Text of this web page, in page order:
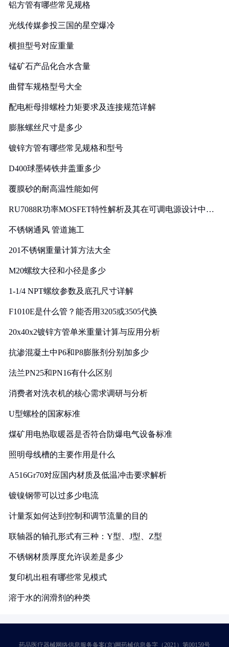
铝方管有哪些常见规格
光线传媒参投三国的星空爆冷
横担型号对应重量
锰矿石产品化合水含量
曲臂车规格型号大全
配电柜母排螺栓力矩要求及连接规范详解
膨胀螺丝尺寸是多少
镀锌方管有哪些常见规格和型号
D400球墨铸铁井盖重多少
覆膜砂的耐高温性能如何
RU7088R功率MOSFET特性解析及其在可调电源设计中的
不锈钢通风 管道施工
201不锈钢重量计算方法大全
M20螺纹大径和小径是多少
1-1/4 NPT螺纹参数及底孔尺寸详解
F1010E是什么管？能否用3205或3505代换
20x40x2镀锌方管单米重量计算与应用分析
抗渗混凝土中P6和P8膨胀剂分别加多少
法兰PN25和PN16有什么区别
消费者对洗衣机的核心需求调研与分析
U型螺栓的国家标准
煤矿用电热取暖器是否符合防爆电气设备标准
照明母线槽的主要作用是什么
A516Gr70对应国内材质及低温冲击要求解析
镀镍钢带可以过多少电流
计量泵如何达到控制和调节流量的目的
联轴器的轴孔形式有三种：Y型、J型、Z型
不锈钢材质厚度允许误差是多少
复印机出租有哪些常见模式
溶于水的润滑剂的种类
药品医疗器械网络信息服务备案(京)网药械信息备字（2021）第00159号